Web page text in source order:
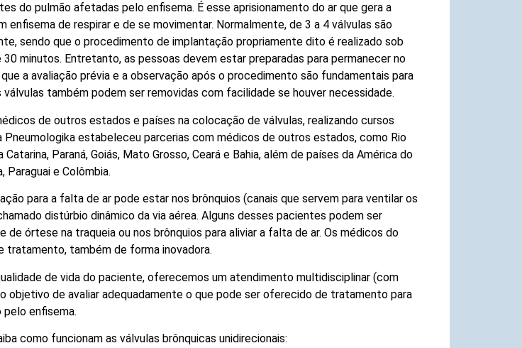
do pulmão afetadas pelo enfisema. É esse aprisionamento do ar que gera a
enfisema de respirar e de se movimentar. Normalmente, de 3 a 4 válvulas são
sendo que o procedimento de implantação propriamente dito é realizado sob
minutos. Entretanto, as pessoas devem estar preparadas para permanecer no
a avaliação prévia e a observação após o procedimento são fundamentais para
também podem ser removidas com facilidade se houver necessidade.
de outros estados e países na colocação de válvulas, realizando cursos
Pneumologika estabeleceu parcerias com médicos de outros estados, como Rio
Paraná, Goiás, Mato Grosso, Ceará e Bahia, além de países da América do
Paraguai e Colômbia.
para a falta de ar pode estar nos brônquios (canais que servem para ventilar os
distúrbio dinâmico da via aérea. Alguns desses pacientes podem ser
de órtese na traqueia ou nos brônquios para aliviar a falta de ar. Os médicos do
tratamento, também de forma inovadora.
de vida do paciente, oferecemos um atendimento multidisciplinar (com
objetivo de avaliar adequadamente o que pode ser oferecido de tratamento para
enfisema.
como funcionam as válvulas brônquicas unidirecionais: